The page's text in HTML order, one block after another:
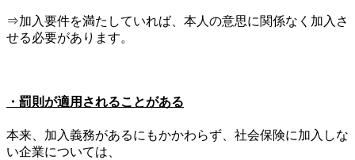
⇒加入要件を満たしていれば、本人の意思に関係なく加入さ
せる必要があります。
・罰則が適用されることがある
本来、加入義務があるにもかかわらず、社会保険に加入しな
い企業については、